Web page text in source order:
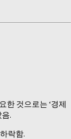
한 것으로는 ‘경제
.
락함.